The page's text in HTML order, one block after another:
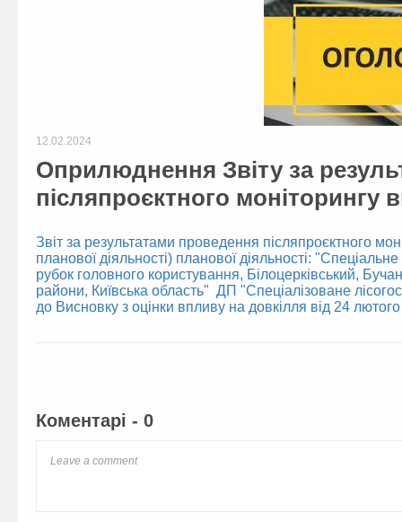
12.02.2024
Оприлюднення Звіту за
післяпроєктного моніторингу
Звіт за результатами проведення післяпроєктного
планової діяльності) планової діяльності:
рубок головного користування, Білоцерківський,
райони, Київська область" ДП "Спеціалізоване
до Висновку з оцінки впливу на довкілля від 24
Коментарі - 0